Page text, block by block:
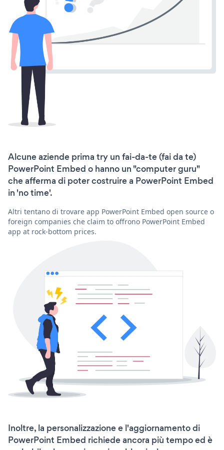
Alcune aziende prima try un fai-da-te (fai da te)
PowerPoint Embed o hanno un "computer guru"
che afferma di poter costruire a PowerPoint Embed
in 'no time'.
Altri tentano di trovare app PowerPoint Embed open source o
foreign companies che claim to offrono PowerPoint Embed
app at rock-bottom prices.
Inoltre, la personalizzazione e l'aggiornamento di
PowerPoint Embed richiede ancora più tempo ed è